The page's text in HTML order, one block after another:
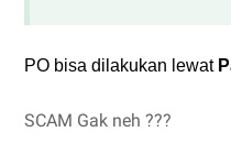
PO bisa dilakukan lewat
SCAM Gak neh ???